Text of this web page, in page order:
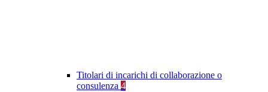
Titolari di incarichi di collaborazione o
consulenza 4